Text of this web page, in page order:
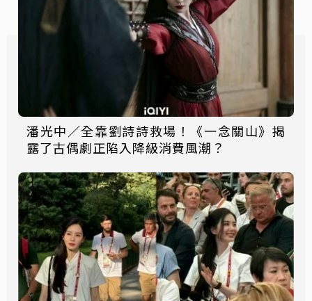
潘光中／全靠劉詩詩救場！《一念關山》揭
露了古偶劇正陷入降級消費風潮？